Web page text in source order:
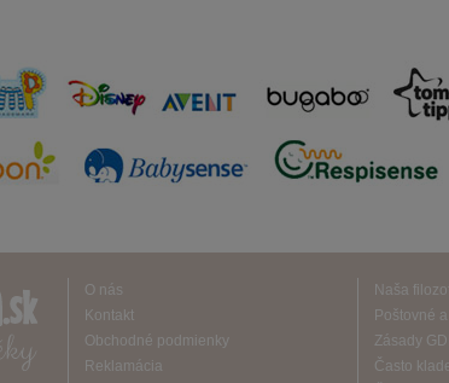
O nás
Kontakt
Obchodné podmienky
Reklamácia
Naša
Poštovné
Zásady
Často